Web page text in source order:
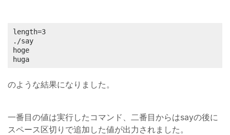
length=3
./say
hoge
huga
のような結果になりました。
一番目の値は実行したコマンド、二番目からはsayの後に
スペース区切りで追加した値が出力されました。